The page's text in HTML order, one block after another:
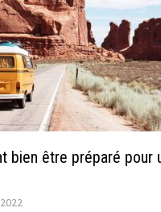
bien être préparé pour